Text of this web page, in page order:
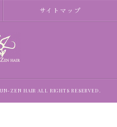
サイトマップ
ZEN HAIR ALL RIGHTS RESERVED.